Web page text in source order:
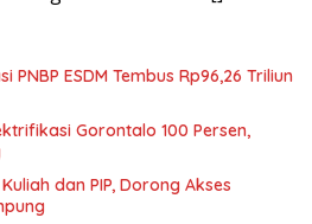
ESDM Tembus Rp96,26 Triliun
Gorontalo 100 Persen,
dan PIP, Dorong Akses